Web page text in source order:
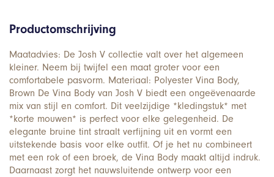
Productomschrijving
Maatadvies: De Josh V collectie valt over het algemeen
kleiner. Neem bij twijfel een maat groter voor een
comfortabele pasvorm. Materiaal: Polyester Vina Body,
Brown De Vina Body van Josh V biedt een ongeëvenaarde
mix van stijl en comfort. Dit veelzijdige *kledingstuk* met
*korte mouwen* is perfect voor elke gelegenheid. De
elegante bruine tint straalt verfijning uit en vormt een
uitstekende basis voor elke outfit. Of je het nu combineert
met een rok of een broek, de Vina Body maakt altijd indruk.
Daarnaast zorgt het nauwsluitende ontwerp voor een